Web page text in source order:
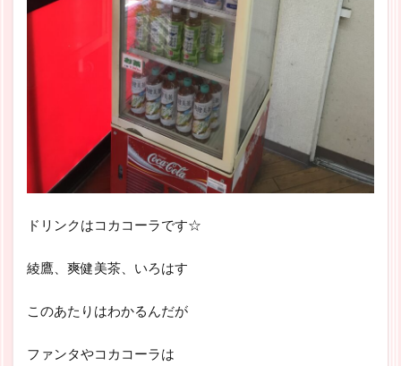
ドリンクはコカコーラです☆
綾鷹、爽健美茶、いろはす
このあたりはわかるんだが
ファンタやコカコーラは